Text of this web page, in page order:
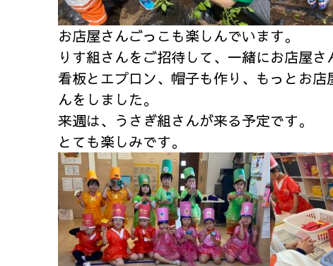
お店屋さんごっこも楽しんでいます。
りす組さんをご招待して、一緒にお店屋さ
看板とエプロン、帽子も作り、もっとお
んをしました。
来週は、うさぎ組さんが来る予定です。
とても楽しみです。